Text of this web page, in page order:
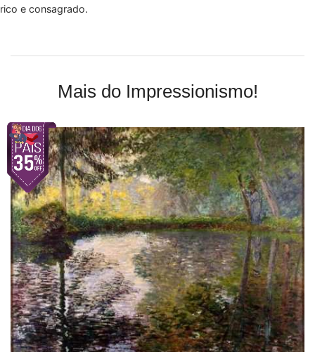
rico e consagrado.
Mais do Impressionismo!